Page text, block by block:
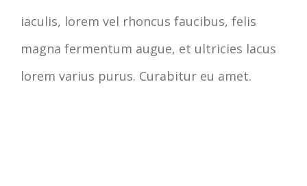
iaculis, lorem vel rhoncus faucibus, felis
magna fermentum augue, et ultricies lacus
lorem varius purus. Curabitur eu amet.